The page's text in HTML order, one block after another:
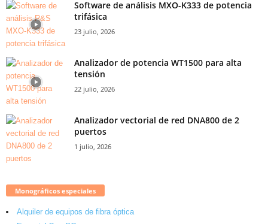
Software de análisis MXO-K333 de potencia
trifásica
23 julio, 2026
Analizador de potencia WT1500 para alta
tensión
22 julio, 2026
Analizador vectorial de red DNA800 de 2
puertos
1 julio, 2026
Monográficos especiales
Alquiler de equipos de fibra óptica